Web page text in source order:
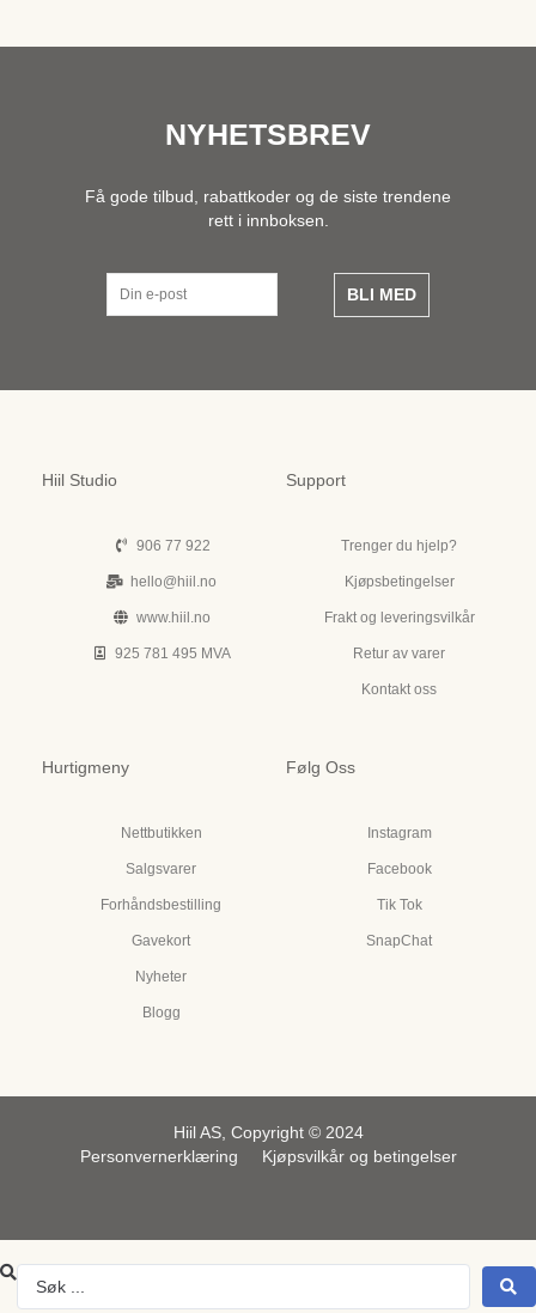
NYHETSBREV
Få gode tilbud, rabattkoder og de siste trendene
rett i innboksen.
BLI MED
Hiil Studio
906 77 922
hello@hiil.no
www.hiil.no
925 781 495 MVA
Support
Trenger du hjelp?
Kjøpsbetingelser
Frakt og leveringsvilkår
Retur av varer
Kontakt oss
Hurtigmeny
Nettbutikken
Salgsvarer
Forhåndsbestilling
Gavekort
Nyheter
Blogg
Følg Oss
Instagram
Facebook
Tik Tok
SnapChat
Hiil AS, Copyright © 2024
Personvernerklæring
Kjøpsvilkår og betingelser